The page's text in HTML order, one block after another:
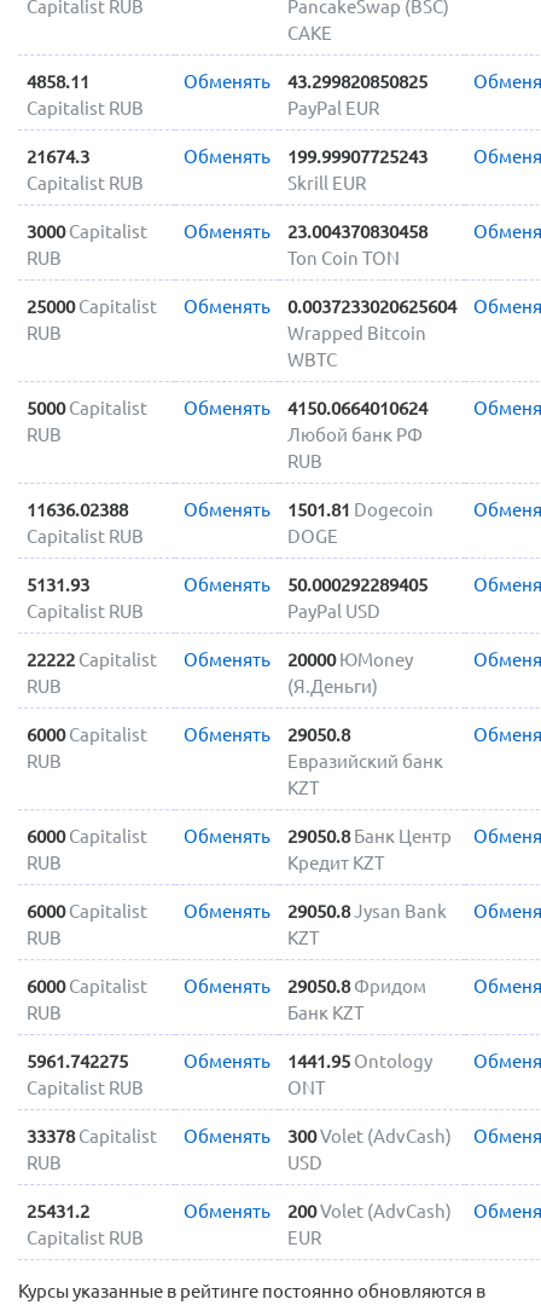
Capitalist RUB
PancakeSwap (BSC)
CAKE
4858.11
Capitalist RUB
Обменять
43.299820850825
PayPal EUR
21674.3
Capitalist RUB
Обменять
199.99907725243
Skrill EUR
3000 Capitalist
RUB
Обменять
23.004370830458
Ton Coin TON
25000 Capitalist
RUB
Обменять
0.0037233020625604
Wrapped Bitcoin
WBTC
5000 Capitalist
RUB
Обменять
4150.0664010624
Любой банк РФ
RUB
11636.02388
Capitalist RUB
Обменять 1501.81 Dogecoin
DOGE
5131.93
Capitalist RUB
Обменять
50.000292289405
PayPal USD
22222 Capitalist
RUB
Обменять 20000 ЮMoney
(Я.Деньги)
6000 Capitalist
RUB
Обменять
29050.8
Евразийский банк
KZT
6000 Capitalist
RUB
Обменять 29050.8 Банк Центр
Кредит KZT
6000 Capitalist
RUB
Обменять 29050.8Jysan Bank
KZT
6000 Capitalist
RUB
Обменять 29050.8 Фридом
Банк KZT
5961.742275
Capitalist RUB
Обменять 1441.95 Ontology
ONT
33378 Capitalist
RUB
Обменять 300Volet (AdvCash)
USD
25431.2
Capitalist RUB
Обменять 200Volet (AdvCash)
EUR
Курсы указанные в рейтинге постоянно обновляются в